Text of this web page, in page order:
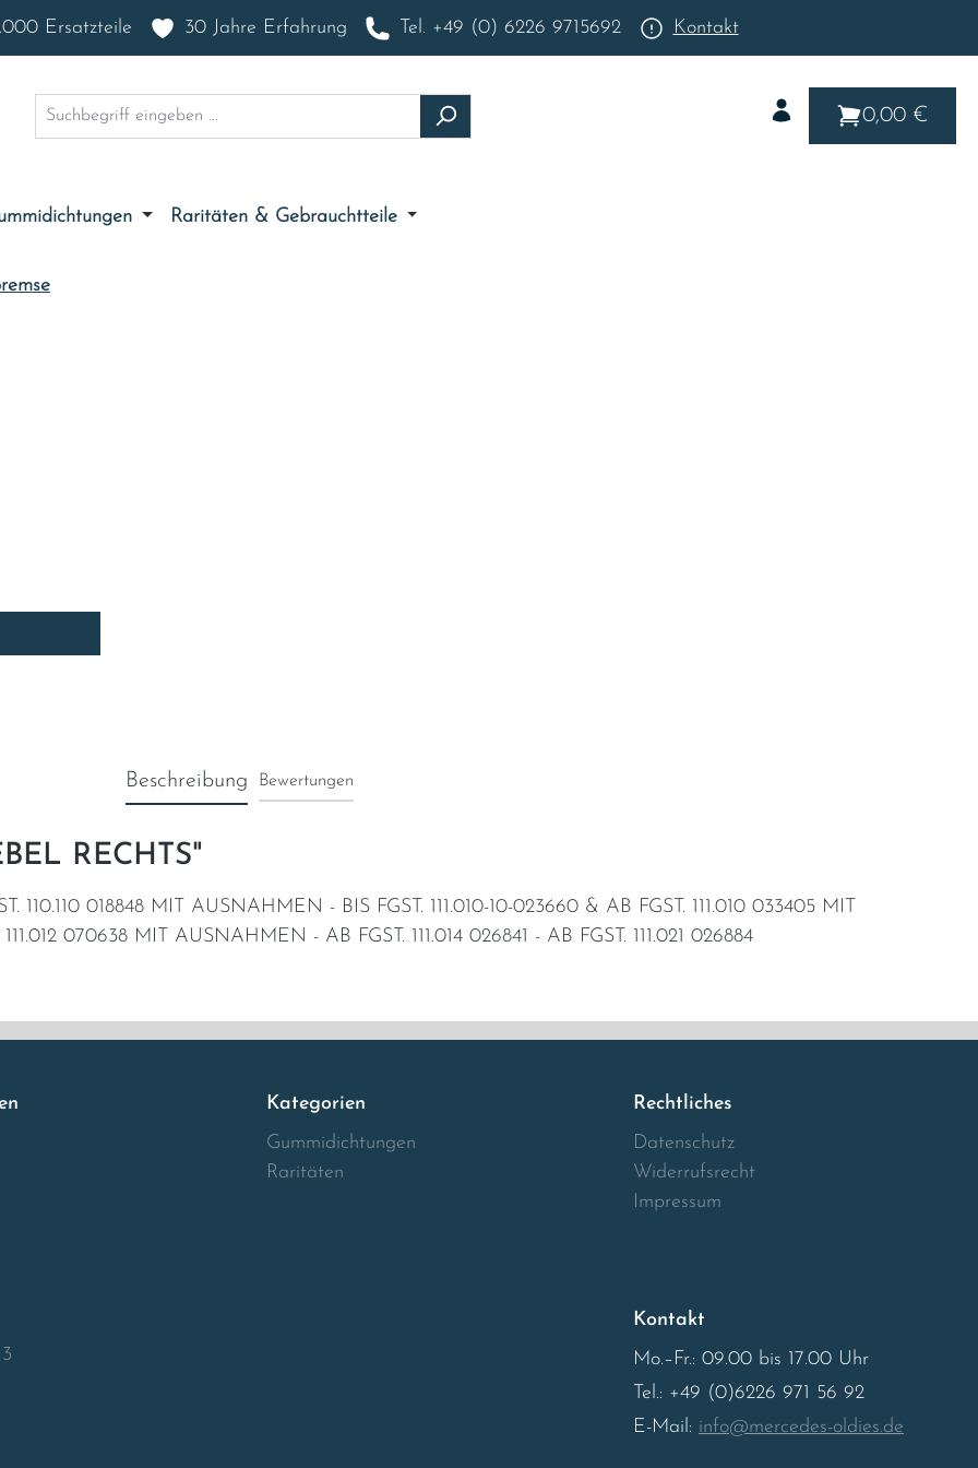
Ersatzteile 30 Jahre Erfahrung Tel. +49 (0) 6226 9715692 Kontakt
0,00 €
Raritäten & Gebrauchtteile
Beschreibung Bewertungen
RECHTS"
110.110 018848 MIT AUSNAHMEN - BIS FGST. 111.010-10-023660 & AB FGST. 111.010 033405 MIT
070638 MIT AUSNAHMEN - AB FGST. 111.014 026841 - AB FGST. 111.021 026884
Kategorien
Gummidichtungen
Raritäten
Rechtliches
Datenschutz
Widerrufsrecht
Impressum
Kontakt
Mo.–Fr.: 09.00 bis 17.00 Uhr
Tel.: +49 (0)6226 971 56 92
E-Mail: info@mercedes-oldies.de